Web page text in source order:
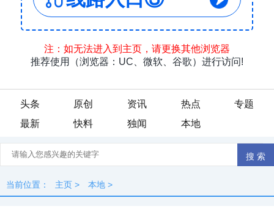
头条 原创 资讯 热点
专题
最新
快料 独闻 本地
当前位置： 主页 > 本地 >